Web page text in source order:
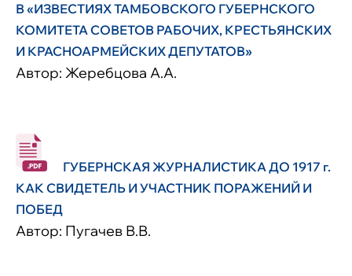
В «ИЗВЕСТИЯХ ТАМБОВСКОГО ГУБЕРНСКОГО
КОМИТЕТА СОВЕТОВ РАБОЧИХ, КРЕСТЬЯНСКИХ
И КРАСНОАРМЕЙСКИХ ДЕПУТАТОВ»
Автор: Жеребцова А.А.
ГУБЕРНСКАЯ ЖУРНАЛИСТИКА ДО 1917 г.
КАК СВИДЕТЕЛЬ И УЧАСТНИК ПОРАЖЕНИЙ И
ПОБЕД
Автор: Пугачев В.В.